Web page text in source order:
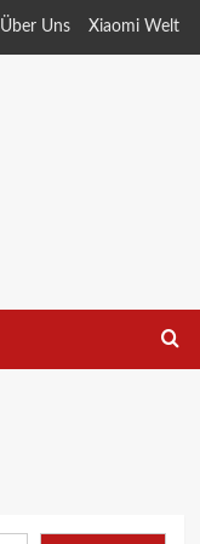
Über Uns Xiaomi Welt